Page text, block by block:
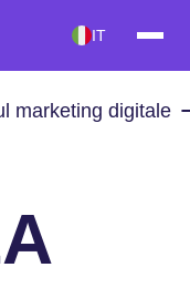
IT
marketing digitale